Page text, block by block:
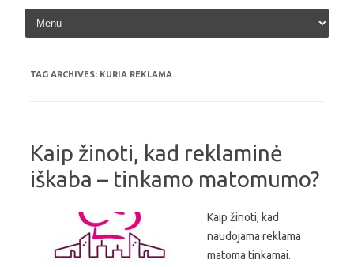
Skip to content
TAG ARCHIVES: KURIA REKLAMA
Kaip žinoti, kad reklaminė
iškaba – tinkamo matomumo?
Kaip žinoti, kad
naudojama reklama
matoma tinkamai.